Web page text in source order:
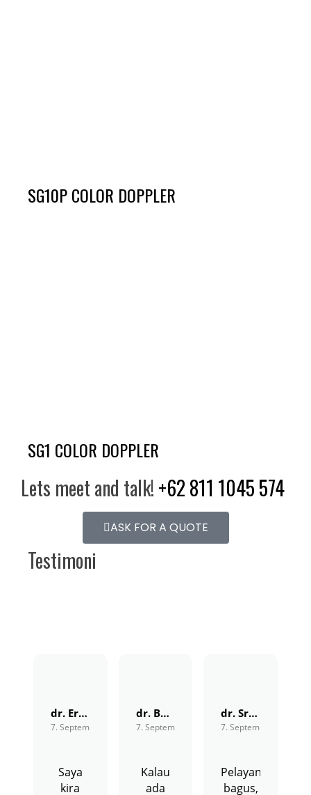
SG10P COLOR DOPPLER
SG1 COLOR DOPPLER
Lets meet and talk!+62 811 1045 574
ASK FOR A QUOTE
Testimoni
dr. Erwinanto, SpOG
7. September, 2023.
Saya
kira
dr. Boy Busmar, SpOG
7. September, 2023.
Kalau
ada
dr. Sri Pudyastuti, SpOG
7. September, 2023.
Pelayanannya
bagus,